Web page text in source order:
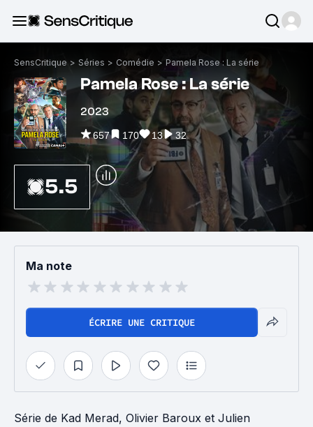
SensCritique > Séries > Comédie > Pamela Rose : La série
Pamela Rose : La série
2023
657 170 13 32
5.5
Ma note
ÉCRIRE UNE CRITIQUE
Série de Kad Merad, Olivier Baroux et Julien